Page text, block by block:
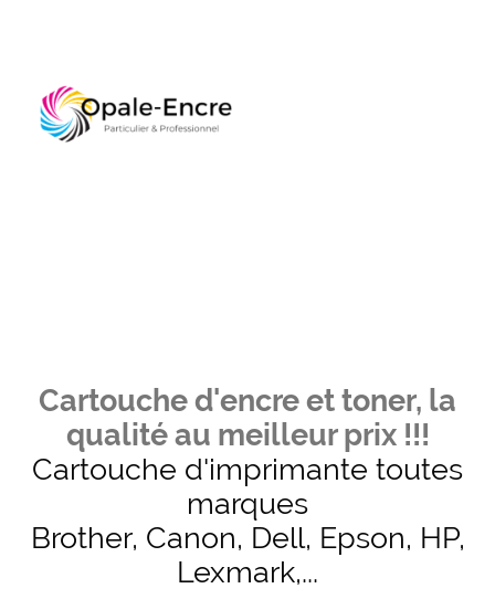
Cartouche d'encre et toner, la
qualité au meilleur prix !!!
Cartouche d'imprimante toutes
marques
Brother, Canon, Dell, Epson, HP,
Lexmark,...